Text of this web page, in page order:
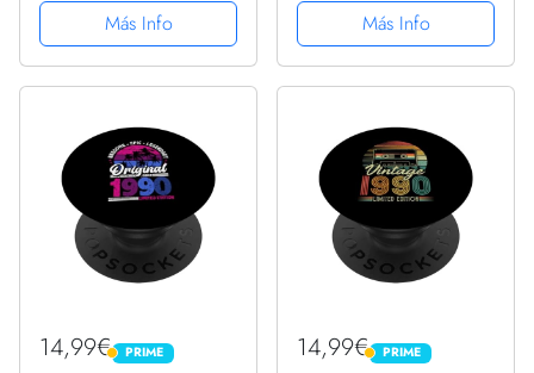
Hombres Mujer
PopSockets PopGrip
Intercambiable
Más Info
Hombres Mujer
PopSockets PopGrip
Intercambiable
Más Info
14,99€ PRIME
PRIME 14,99€ PRIME
PRIME